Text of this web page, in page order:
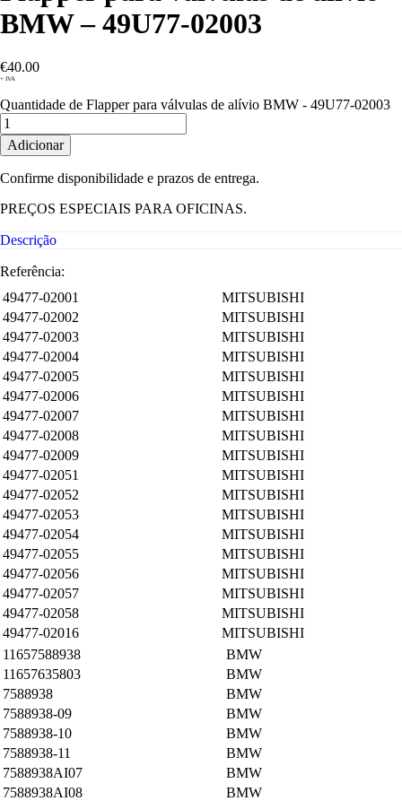
BMW – 49U77-02003
€40.00
+ IVA
Quantidade de Flapper para válvulas de alívio BMW - 49U77-02003
Adicionar
Confirme disponibilidade e prazos de entrega.
PREÇOS ESPECIAIS PARA OFICINAS.
Descrição
Referência:
49477-02001
MITSUBISHI
49477-02002
MITSUBISHI
49477-02003
MITSUBISHI
49477-02004
MITSUBISHI
49477-02005
MITSUBISHI
49477-02006
MITSUBISHI
49477-02007
MITSUBISHI
49477-02008
MITSUBISHI
49477-02009
MITSUBISHI
49477-02051
MITSUBISHI
49477-02052
MITSUBISHI
49477-02053
MITSUBISHI
49477-02054
MITSUBISHI
49477-02055
MITSUBISHI
49477-02056
MITSUBISHI
49477-02057
MITSUBISHI
49477-02058
MITSUBISHI
49477-02016
MITSUBISHI
11657588938
BMW
11657635803
BMW
7588938
BMW
7588938-09
BMW
7588938-10
BMW
7588938-11
BMW
7588938AI07
BMW
7588938AI08
BMW